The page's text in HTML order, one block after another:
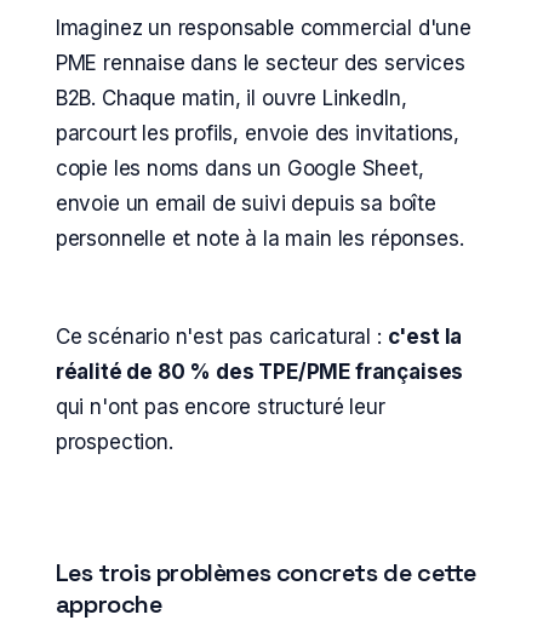
Imaginez un responsable commercial d'une
PME rennaise dans le secteur des services
B2B. Chaque matin, il ouvre LinkedIn,
parcourt les profils, envoie des invitations,
copie les noms dans un Google Sheet,
envoie un email de suivi depuis sa boîte
personnelle et note à la main les réponses.
Ce scénario n'est pas caricatural : c'est la
réalité de 80 % des TPE/PME françaises
qui n'ont pas encore structuré leur
prospection.
Les trois problèmes concrets de cette
approche